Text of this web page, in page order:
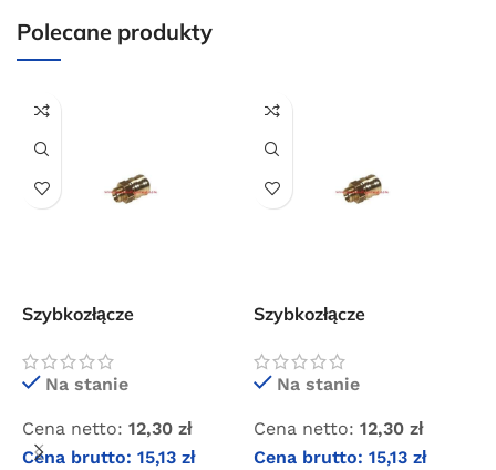
Polecane produkty
Szybkozłącze
zewnętrznym 1/8″
Na stanie
Cena netto: 12,30 zł
Cena brutto: 15,13 zł
Szybkozłącze
zewnętrznym 3/8″
Na stanie
Cena netto: 12,30 zł
Cena brutto: 15,13 zł
Darmowa dostawa
internetowym o wartości minimum 80,00 zł brutto.
Przejdź do sklepu
Powered by Convert Plus